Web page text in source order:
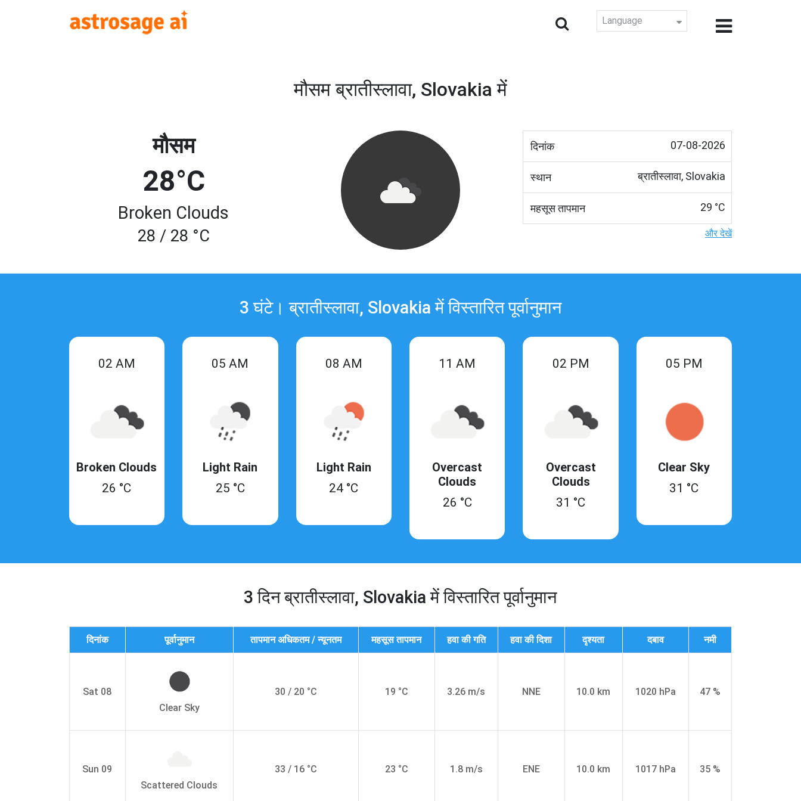
Language
मौसम ब्रातीस्लावा, Slovakia में
मौसम
28°C
Broken Clouds
28 / 28 °C
दिनांक 07-08-2026
स्थान ब्रातीस्लावा, Slovakia
महसूस तापमान 29 °C
और देखें
3 घंटे। ब्रातीस्लावा, Slovakia में विस्तारित पूर्वानुमान
02 AM
Broken Clouds
26 °C
05 AM
Light Rain
25 °C
08 AM
Light Rain
24 °C
11 AM
Overcast
Clouds
26 °C
02 PM
Overcast
Clouds
31 °C
05 PM
Clear Sky
31 °C
3 दिन ब्रातीस्लावा, Slovakia में विस्तारित पूर्वानुमान
दिनांक पूर्वानुमान तापमान अधिकतम / न्यूनतम महसूस तापमान हवा की गति हवा की दिशा दृश्यता दबाव नमी
Sat 08
Clear Sky
30 / 20 °C 19 °C 3.26 m/s NNE 10.0 km 1020 hPa 47 %
Sun 09
Scattered Clouds
33 / 16 °C 23 °C 1.8 m/s ENE 10.0 km 1017 hPa 35 %